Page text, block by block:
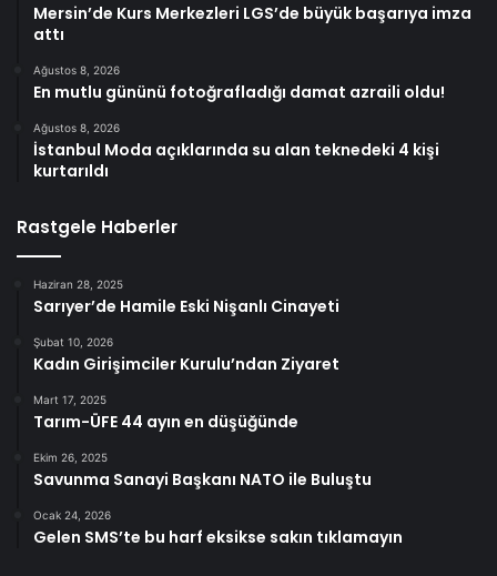
Mersin’de Kurs Merkezleri LGS’de büyük başarıya imza
attı
Ağustos 8, 2026
En mutlu gününü fotoğrafladığı damat azraili oldu!
Ağustos 8, 2026
İstanbul Moda açıklarında su alan teknedeki 4 kişi
kurtarıldı
Rastgele Haberler
Haziran 28, 2025
Sarıyer’de Hamile Eski Nişanlı Cinayeti
Şubat 10, 2026
Kadın Girişimciler Kurulu’ndan Ziyaret
Mart 17, 2025
Tarım-ÜFE 44 ayın en düşüğünde
Ekim 26, 2025
Savunma Sanayi Başkanı NATO ile Buluştu
Ocak 24, 2026
Gelen SMS’te bu harf eksikse sakın tıklamayın